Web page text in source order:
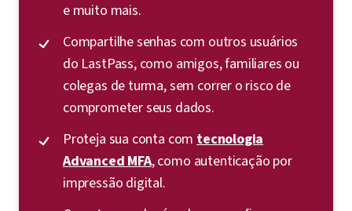
e muito mais.
Compartilhe senhas com outros usuários
do LastPass, como amigos, familiares ou
colegas de turma, sem correr o risco de
comprometer seus dados.
Proteja sua conta comtecnologia
Advanced MFA, como autenticação por
impressão digital.